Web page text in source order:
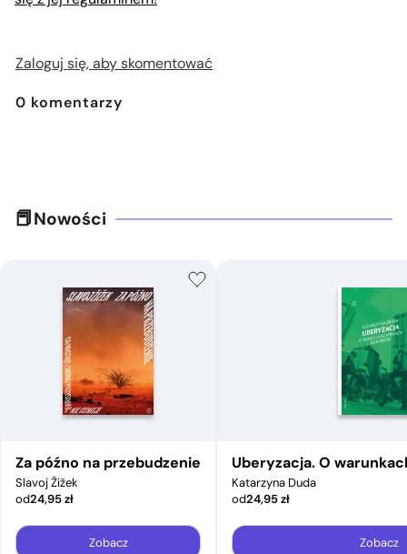
Zaloguj się, aby skomentować
0 komentarzy
Nowości
Za późno na przebudzenie
Slavoj Žižek
od24,95zł
Zobacz
Uberyzacja. O
Katarzyna Duda
od24,95zł
Zobacz